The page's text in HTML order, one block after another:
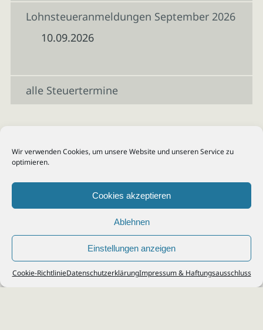
Wir verwenden Cookies, um unsere Website und unseren Service zu
optimieren.
Cookies akzeptieren
Ablehnen
Einstellungen anzeigen
Cookie-RichtlinieDatenschutzerklärungImpressum & Haftungsausschluss
Lohnsteueranmeldungen September 2026
10.09.2026
alle Steuertermine
© 2026Steuerberater Kempf, Köln - Steuerberatung Poll, Porz, Deutz, Mülheim,